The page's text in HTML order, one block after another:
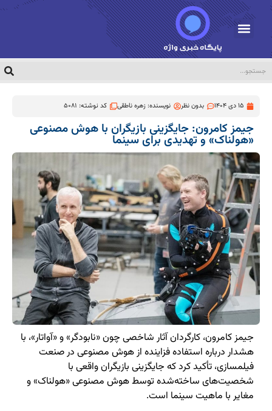
15 دی 1404 بدون نظر نویسنده:زهره ناطقی کد نوشته: 5081
جیمز کامرون: جایگزینی بازیگران با هوش مصنوعی
«هولناک» و تهدیدی برای سینما
جیمز کامرون، کارگردان آثار شاخصی چون «نابودگر» و «آواتار»، با
هشدار درباره استفاده فزاینده از هوش مصنوعی در صنعت
فیلمسازی، تأکید کرد که جایگزینی بازیگران واقعی با
شخصیت‌های ساخته‌شده توسط هوش مصنوعی «هولناک» و
مغایر با ماهیت سینما است.